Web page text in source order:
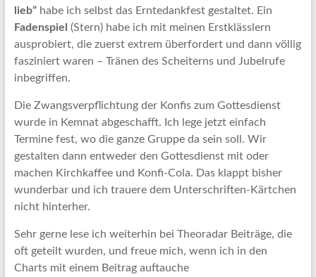
lieb”habe ich selbst das Erntedankfest gestaltet. Ein
Fadenspiel (Stern) habe ich mit meinen Erstklässlern
ausprobiert, die zuerst extrem überfordert und dann völlig
fasziniert waren – Tränen des Scheiterns und Jubelrufe
inbegriffen.
Die Zwangsverpflichtung der Konfis zum Gottesdienst
wurde in Kemnat abgeschafft. Ich lege jetzt einfach
Termine fest, wo die ganze Gruppe da sein soll. Wir
gestalten dann entweder den Gottesdienst mit oder
machen Kirchkaffee und Konfi-Cola. Das klappt bisher
wunderbar und ich trauere dem Unterschriften-Kärtchen
nicht hinterher.
Sehr gerne lese ich weiterhin bei Theoradar Beiträge, die
oft geteilt wurden, und freue mich, wenn ich in den
Charts mit einem Beitrag auftauche